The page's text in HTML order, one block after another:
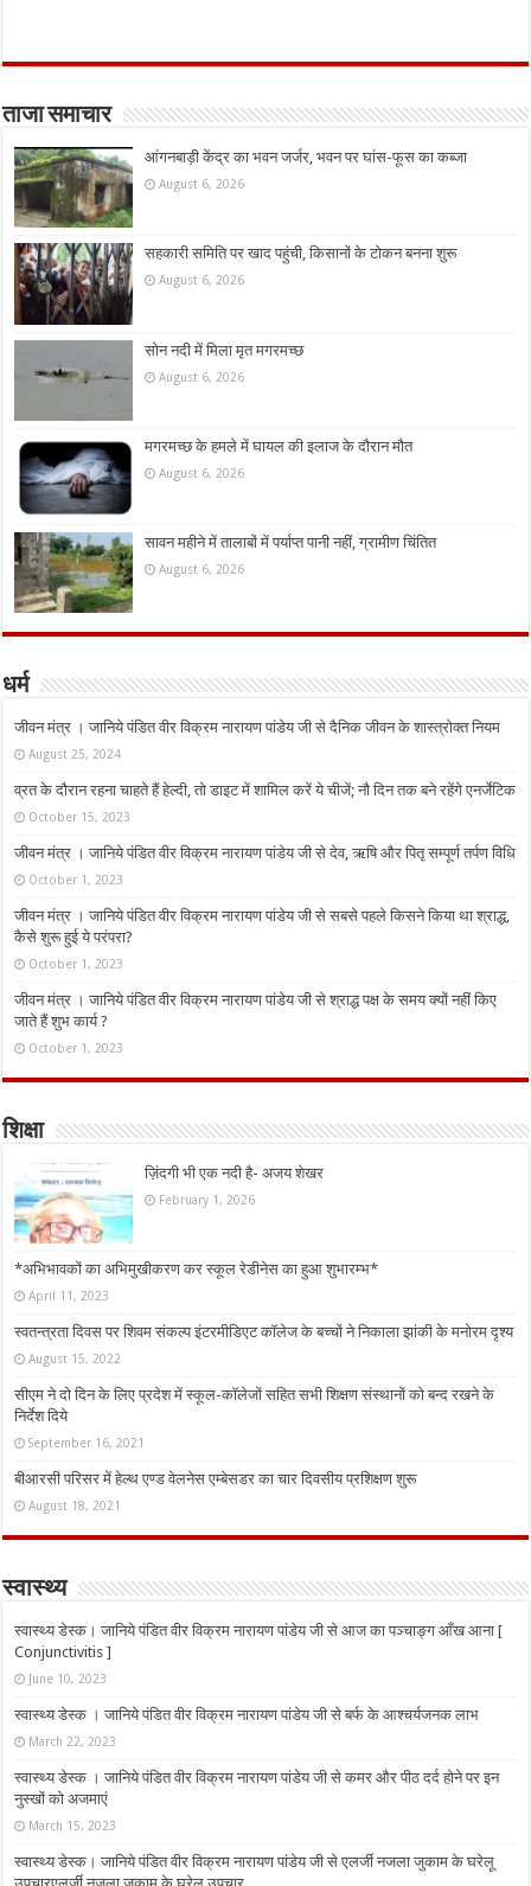
ताजा समाचार
आंगनबाड़ी केंद्र का भवन जर्जर, भवन पर घांस-फूस का कब्जा
August 6, 2026
सहकारी समिति पर खाद पहुंची, किसानों के टोकन बनना शुरू
August 6, 2026
सोन नदी में मिला मृत मगरमच्छ
August 6, 2026
मगरमच्छ के हमले में घायल की इलाज के दौरान मौत
August 6, 2026
सावन महीने में तालाबों में पर्याप्त पानी नहीं, ग्रामीण चिंतित
August 6, 2026
धर्म
जीवन मंत्र । जानिये पंडित वीर विक्रम नारायण पांडेय जी से दैनिक जीवन के शास्त्रोक्त नियम
August 25, 2024
व्रत के दौरान रहना चाहते हैं हेल्दी, तो डाइट में शामिल करें ये चीजें; नौ दिन तक बने रहेंगे एनर्जेटिक
October 15, 2023
जीवन मंत्र । जानिये पंडित वीर विक्रम नारायण पांडेय जी से देव, ऋषि और पितृ सम्पूर्ण तर्पण विधि
October 1, 2023
जीवन मंत्र । जानिये पंडित वीर विक्रम नारायण पांडेय जी से सबसे पहले किसने किया था श्राद्ध,
कैसे शुरू हुई ये परंपरा?
October 1, 2023
जीवन मंत्र । जानिये पंडित वीर विक्रम नारायण पांडेय जी से श्राद्ध पक्ष के समय क्यों नहीं किए
जाते हैं शुभ कार्य ?
October 1, 2023
शिक्षा
ज़िंदगी भी एक नदी है- अजय शेखर
February 1, 2026
*अभिभावकों का अभिमुखीकरण कर स्कूल रेडीनेस का हुआ शुभारम्भ*
April 11, 2023
स्वतन्त्रता दिवस पर शिवम संकल्प इंटरमीडिएट कॉलेज के बच्चों ने निकाला झांकी के मनोरम दृश्य
August 15, 2022
सीएम ने दो दिन के लिए प्रदेश में स्कूल-कॉलेजों सहित सभी शिक्षण संस्थानों को बन्द रखने के
निर्देश दिये
September 16, 2021
बीआरसी परिसर में हेल्थ एण्ड वेलनेस एम्बेसडर का चार दिवसीय प्रशिक्षण शुरू
August 18, 2021
स्वास्थ्य
स्वास्थ्य डेस्क। जानिये पंडित वीर विक्रम नारायण पांडेय जी से आज का पञ्चाङ्ग आँख आना [
Conjunctivitis ]
June 10, 2023
स्वास्थ्य डेस्क । जानिये पंडित वीर विक्रम नारायण पांडेय जी से बर्फ के आश्चर्यजनक लाभ
March 22, 2023
स्वास्थ्य डेस्क । जानिये पंडित वीर विक्रम नारायण पांडेय जी से कमर और पीठ दर्द होने पर इन
नुस्‍खों को अजमाएं
March 15, 2023
स्वास्थ्य डेस्क। जानिये पंडित वीर विक्रम नारायण पांडेय जी से एलर्जी नजला जुकाम के घरेलू